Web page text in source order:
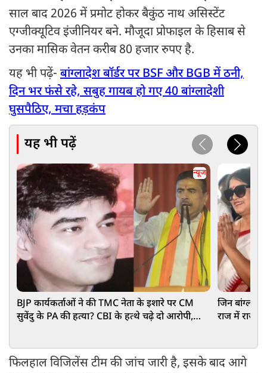
साल बाद 2026 में प्रमोट होकर बैकुंठ नाथ असिस्टेंट
एग्जीक्यूटिव इंजीनियर बने. मौजूदा प्रोफाइल के हिसाब से
उनका मासिक वेतन करीब 80 हजार रुपए है.
यह भी पढ़ें- बांग्लादेश बॉर्डर पर BSF और BGB में ठनी,
दिन भर फंसे रहे, सबुह गायब हो गए 40 बांग्लादेशी
घुसपैठिए, मचा हड़कंप
यह भी पढ़ें
न्यूज
BJP कार्यकर्ताओं ने की TMC नेता के इशारे पर CM
सुवेंदु के PA की हत्या? CBI के हत्थे चढ़े दो आरोपी,
जिन
राज में राज्य
फिलहाल विजिलेंस टीम की जांच जारी है, इसके बाद आगे